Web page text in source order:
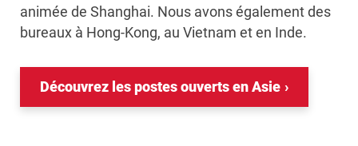
animée de Shanghai. Nous avons également des
bureaux à Hong-Kong, au Vietnam et en Inde.
Découvrez les postes ouverts en Asie